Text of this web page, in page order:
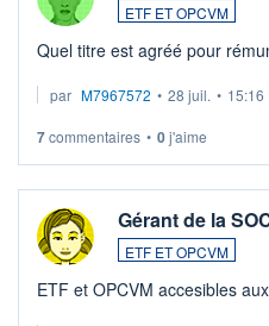
ETF ET OPCVM
Quel titre est agréé pour
par M7967572 • 28 juil. • 15:16
7commentaires • 0j'aime
Gérant de la
ETF ET OPCVM
ETF et OPCVM